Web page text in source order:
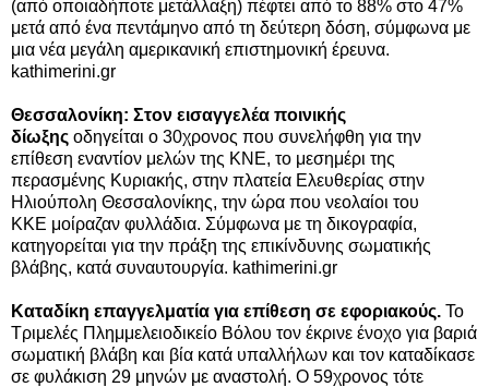
(από οποιαδήποτε μετάλλαξη) πέφτει από το 88% στο 47%
μετά από ένα πεντάμηνο από τη δεύτερη δόση, σύμφωνα με
μια νέα μεγάλη αμερικανική επιστημονική έρευνα.
kathimerini.gr
Θεσσαλονίκη: Στον εισαγγελέα ποινικής
δίωξης οδηγείται ο 30χρονος που συνελήφθη για την
επίθεση εναντίον μελών της ΚΝΕ, το μεσημέρι της
περασμένης Κυριακής, στην πλατεία Ελευθερίας στην
Ηλιούπολη Θεσσαλονίκης, την ώρα που νεολαίοι του
ΚΚΕ μοίραζαν φυλλάδια. Σύμφωνα με τη δικογραφία,
κατηγορείται για την πράξη της επικίνδυνης σωματικής
βλάβης, κατά συναυτουργία. kathimerini.gr
Καταδίκη επαγγελματία για επίθεση σε εφοριακούς. Το
Τριμελές Πλημμελειοδικείο Βόλου τον έκρινε ένοχο για βαριά
σωματική βλάβη και βία κατά υπαλλήλων και τον καταδίκασε
σε φυλάκιση 29 μηνών με αναστολή. Ο 59χρονος τότε